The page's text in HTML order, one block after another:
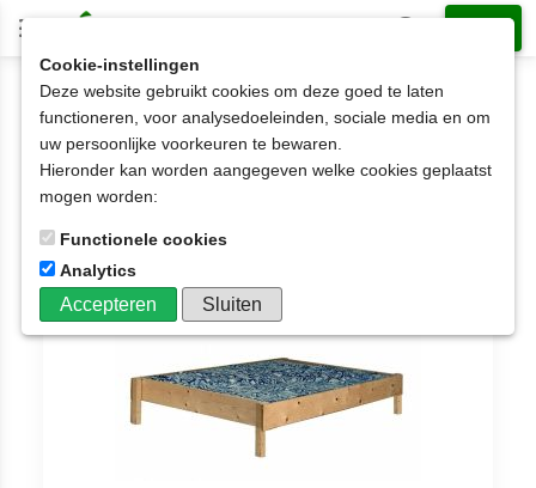
2-persoonsbed op matrasmaat 160x190cm
160x190cm
Aantal artikelen: 104
Cookie-instellingen
Deze website gebruikt cookies om deze goed te laten
functioneren, voor analysedoeleinden, sociale media en om
uw persoonlijke voorkeuren te bewaren.
Hieronder kan worden aangegeven welke cookies geplaatst
mogen worden:
Functionele cookies
Analytics
Accepteren Sluiten